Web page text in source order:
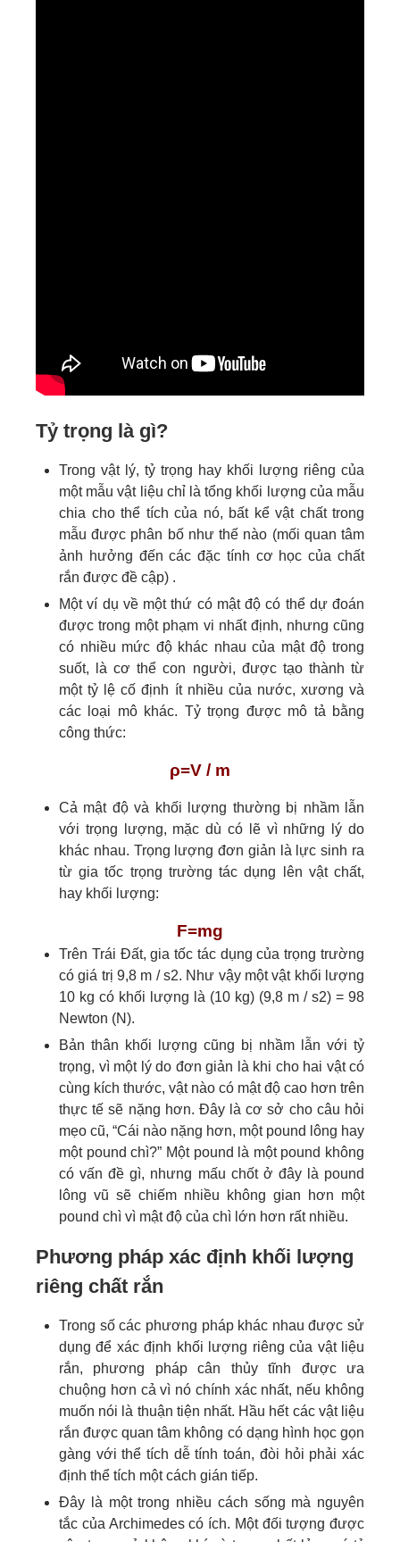
Tỷ trọng là gì?
Trong vật lý, tỷ trọng hay khối lượng riêng của
một mẫu vật liệu chỉ là tổng khối lượng của mẫu
chia cho thể tích của nó, bất kể vật chất trong
mẫu được phân bố như thế nào (mối quan tâm
ảnh hưởng đến các đặc tính cơ học của chất
rắn được đề cập) .
Một ví dụ về một thứ có mật độ có thể dự đoán
được trong một phạm vi nhất định, nhưng cũng
có nhiều mức độ khác nhau của mật độ trong
suốt, là cơ thể con người, được tạo thành từ
một tỷ lệ cố định ít nhiều của nước, xương và
các loại mô khác. Tỷ trọng được mô tả bằng
công thức:
ρ=V / m
Cả mật độ và khối lượng thường bị nhầm lẫn
với trọng lượng, mặc dù có lẽ vì những lý do
khác nhau. Trọng lượng đơn giản là lực sinh ra
từ gia tốc trọng trường tác dụng lên vật chất,
hay khối lượng:
F=mg
Trên Trái Đất, gia tốc tác dụng của trọng trường
có giá trị 9,8 m / s2. Như vậy một vật khối lượng
10 kg có khối lượng là (10 kg) (9,8 m / s2) = 98
Newton (N).
Bản thân khối lượng cũng bị nhầm lẫn với tỷ
trọng, vì một lý do đơn giản là khi cho hai vật có
cùng kích thước, vật nào có mật độ cao hơn trên
thực tế sẽ nặng hơn. Đây là cơ sở cho câu hỏi
mẹo cũ, “Cái nào nặng hơn, một pound lông hay
một pound chì?” Một pound là một pound không
có vấn đề gì, nhưng mấu chốt ở đây là pound
lông vũ sẽ chiếm nhiều không gian hơn một
pound chì vì mật độ của chì lớn hơn rất nhiều.
Phương pháp xác định khối lượng
riêng chất rắn
Trong số các phương pháp khác nhau được sử
dụng để xác định khối lượng riêng của vật liệu
rắn, phương pháp cân thủy tĩnh được ưa
chuộng hơn cả vì nó chính xác nhất, nếu không
muốn nói là thuận tiện nhất. Hầu hết các vật liệu
rắn được quan tâm không có dạng hình học gọn
gàng với thể tích dễ tính toán, đòi hỏi phải xác
định thể tích một cách gián tiếp.
Đây là một trong nhiều cách sống mà nguyên
tắc của Archimedes có ích. Một đối tượng được